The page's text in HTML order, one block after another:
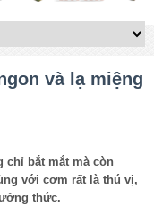
và lạ miệng
chỉ bắt mắt mà còn
với cơm rất là thú vị,
thức.